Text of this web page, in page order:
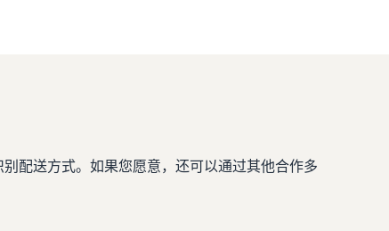
配送方式。如果您愿意，还可以通过其他合作多